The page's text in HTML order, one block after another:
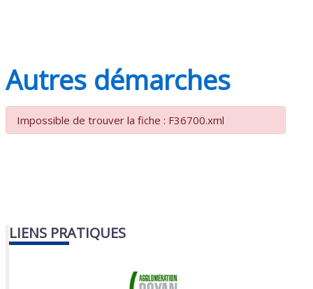
Autres démarches
Impossible de trouver la fiche : F36700.xml
LIENS PRATIQUES